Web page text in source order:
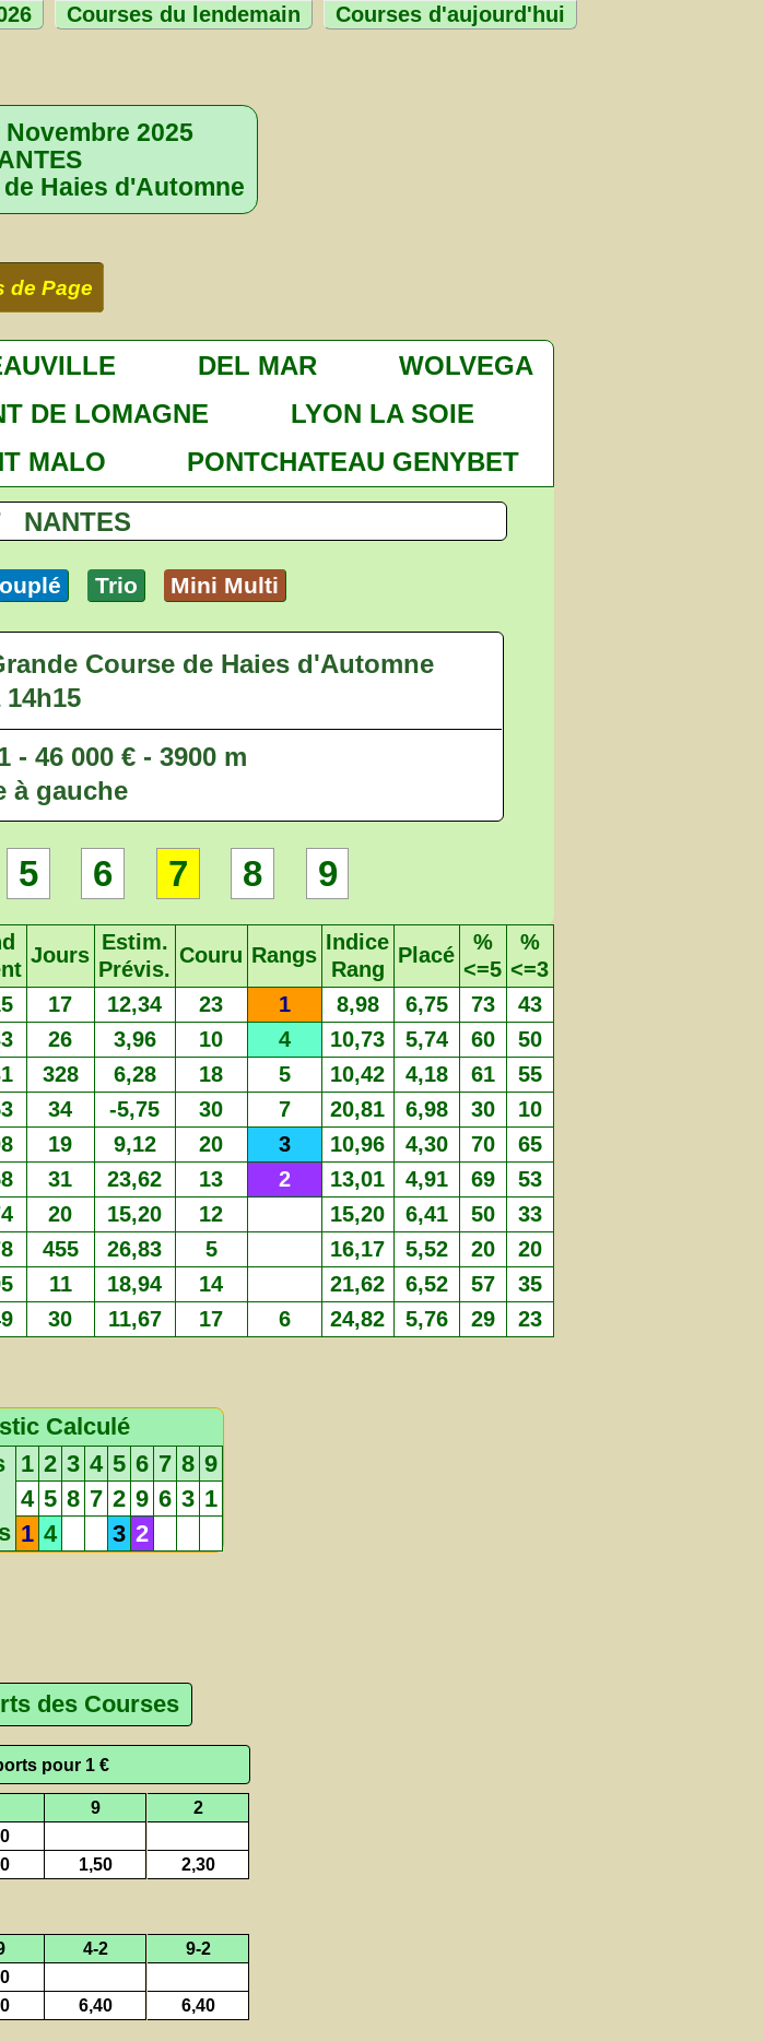
Courses du lendemain Courses d'aujourd'hui
2025
Haies d'Automne
de Page
DEL MAR
WOLVEGA
DE LOMAGNE
LYON LA SOIE
MALO PONTCHATEAU GENYBET
NANTES
Trio Mini Multi
Course de Haies d'Automne
14h15
- 46 000 € - 3900 m
à gauche
5 6 7 8 9
Jours
Estim.
Prévis.
Couru Rangs
Indice
Rang
Placé
%
<=5
%
<=3
17 12,34 23 1 8,98 6,75 73 43
26 3,96 10 4 10,73 5,74 60 50
328 6,28 18 5 10,42 4,18 61 55
34 -5,75 30 7 20,81 6,98 30 10
19 9,12 20 3 10,96 4,30 70 65
31 23,62 13 2 13,01 4,91 69 53
20 15,20 12 15,20 6,41 50 33
455 26,83 5 16,17 5,52 20 20
11 18,94 14 21,62 6,52 57 35
30 11,67 17 6 24,82 5,76 29 23
Calculé
1 2 3 4 5 6 7 8 9
4 5 8 7 2 9 6 3 1
1 4 3 2
des Courses
pour 1 €
9
2
1,50 2,30
4-2
9-2
6,40 6,40